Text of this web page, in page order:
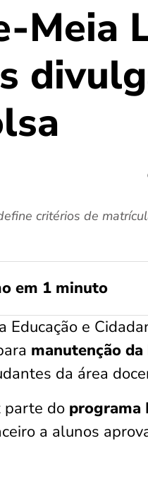
Meia
critérios de
em 1 minuto
Educação e
manutenção
da área
parte do programa
a alunos